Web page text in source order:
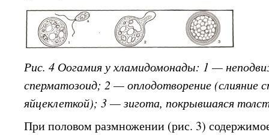
Рис. 4 Оогамия у хламидомонады: 1 —
сперматозоид; 2 — оплодотворение (слияние
яйцеклеткой); 3 — зигота, покрывшаяся
При половом размножении (рис. 3)